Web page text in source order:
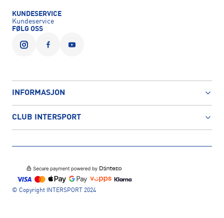
KUNDESERVICE
Kundeservice
FØLG OSS
INFORMASJON
CLUB INTERSPORT
© Copyright INTERSPORT 2024